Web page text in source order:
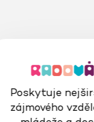
Poskytuje
zájmového